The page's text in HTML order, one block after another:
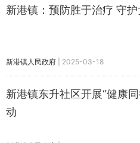
新港镇：预防胜于治疗 守
新港镇人民政府 2025-03-18
新港镇东升社区开展“健康
动